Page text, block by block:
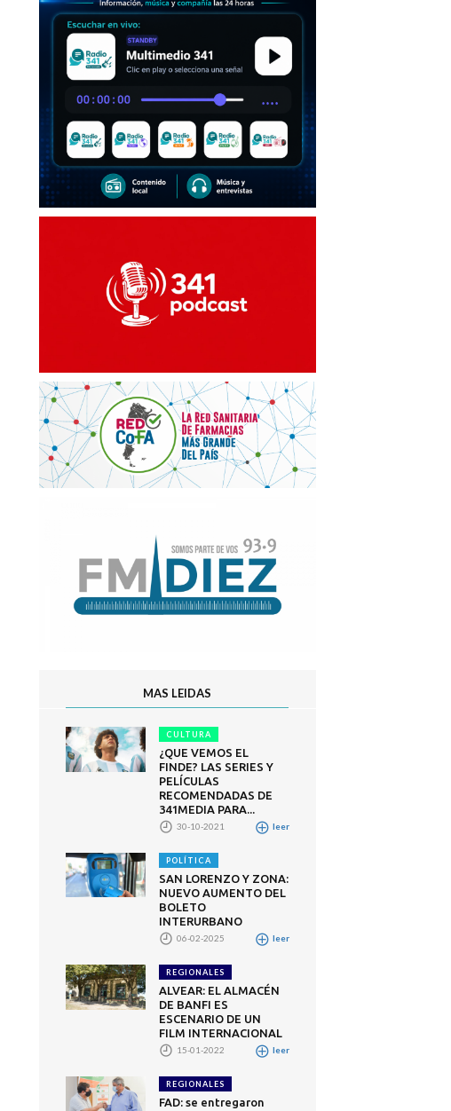
MAS LEIDAS
CULTURA
¿QUE VEMOS EL
FINDE? LAS SERIES Y
PELÍCULAS
RECOMENDADAS DE
341MEDIA PARA...
30-10-2021 leer
POLÍTICA
SAN LORENZO Y ZONA:
NUEVO AUMENTO DEL
BOLETO
INTERURBANO
06-02-2025 leer
REGIONALES
ALVEAR: EL ALMACÉN
DE BANFI ES
ESCENARIO DE UN
FILM INTERNACIONAL
15-01-2022 leer
REGIONALES
FAD: se entregaron